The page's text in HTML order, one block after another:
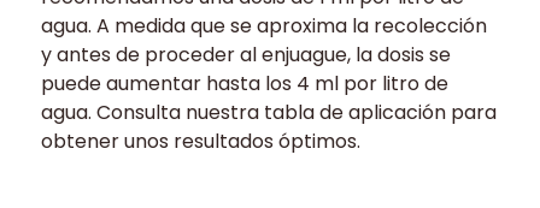
agua. A medida que se aproxima la recolección
y antes de proceder al enjuague, la dosis se
puede aumentar hasta los 4 ml por litro de
agua. Consulta nuestra tabla de aplicación para
obtener unos resultados óptimos.